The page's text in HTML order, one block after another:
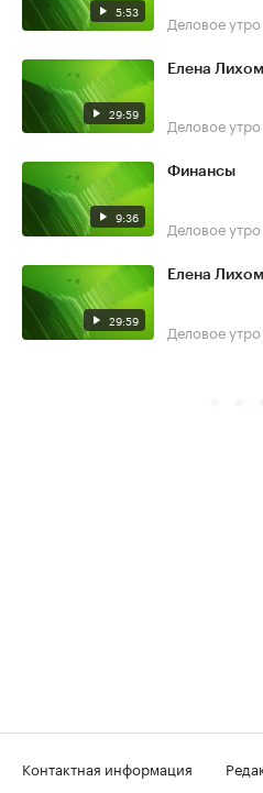
5:53 Деловое утро
29:59
Елена
Деловое утро
9:36
Финансы
Деловое утро
29:59
Елена
Деловое утро
Контактная информация